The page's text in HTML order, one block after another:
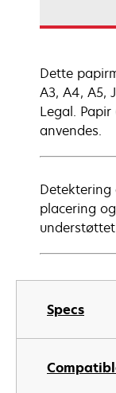
Specs
Dette
A3, A4, A5,
Legal.
anvendes.
placering